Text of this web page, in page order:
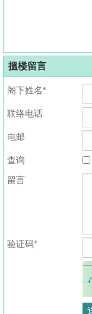
搵楼留言
阁下姓名*
联络电话
电邮
查询
留言
验证码*